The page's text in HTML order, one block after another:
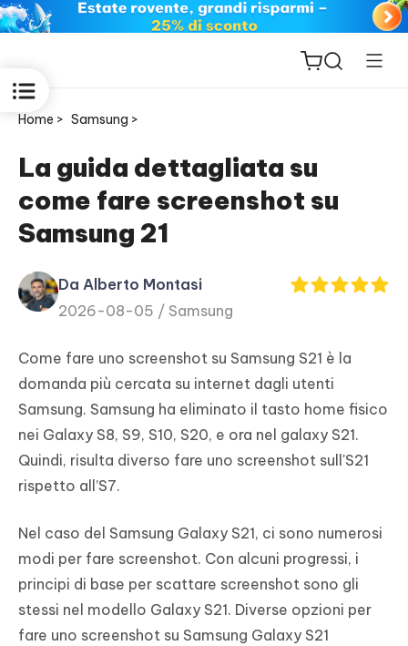
for iOS
PDNob
PDF
New
iAnyGo
Home > Samsung >
La guida dettagliata su
come fare screenshot su
Samsung 21
Da Alberto Montasi
2026-08-05 / Samsung
Come fare uno screenshot su Samsung S21 è la
domanda più cercata su internet dagli utenti
Samsung. Samsung ha eliminato il tasto home fisico
nei Galaxy S8, S9, S10, S20, e ora nel galaxy S21.
Quindi, risulta diverso fare uno screenshot sull'S21
rispetto all’S7.
Nel caso del Samsung Galaxy S21, ci sono numerosi
modi per fare screenshot. Con alcuni progressi, i
principi di base per scattare screenshot sono gli
stessi nel modello Galaxy S21. Diverse opzioni per
fare uno screenshot su Samsung Galaxy S21